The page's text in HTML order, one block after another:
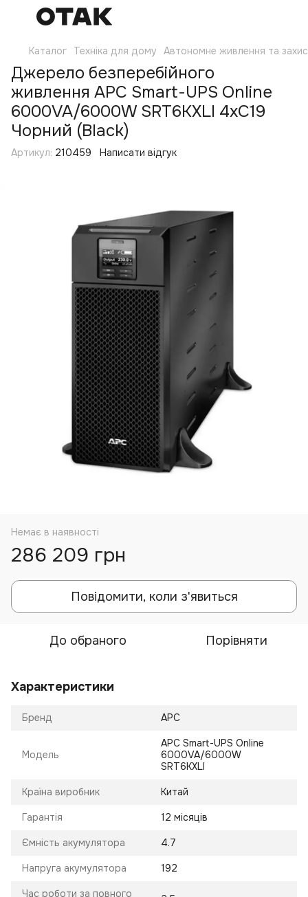
Каталог Техніка для дому Автономне живлення та
Джерело безперебійного
живлення APC Smart-UPS Online
6000VA/6000W SRT6KXLI 4xC19
Чорний (Black)
Артикул: 210459 Написати відгук
Немає в наявності
286 209 грн
Повідомити, коли з'явиться
До обраного Порівняти
Характеристики
Бренд APC
Модель
APC Smart-UPS Online
6000VA/6000W
SRT6KXLI
Країна виробник Китай
Гарантія 12 місяців
Ємність акумулятора 4.7
Напруга акумулятора 192
Час роботи за повного